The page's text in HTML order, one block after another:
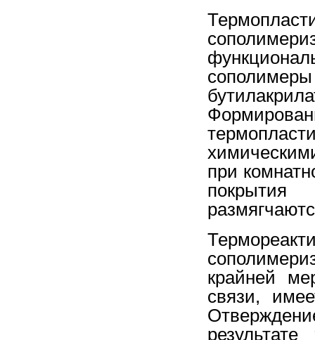
при
крайней
связи,